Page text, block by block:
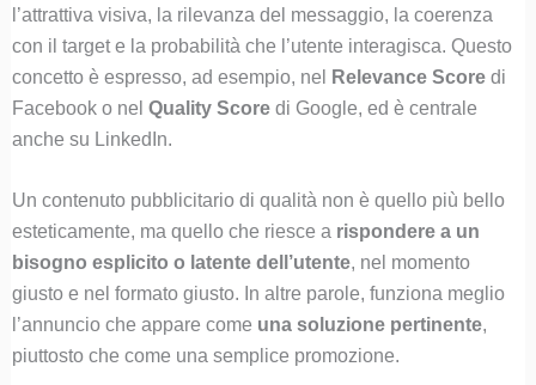
l’attrattiva visiva, la rilevanza del messaggio, la coerenza
con il target e la probabilità che l’utente interagisca. Questo
concetto è espresso, ad esempio, nel
Relevance Scoredi
Facebook o nel Quality Scoredi Google, ed è centrale
anche su LinkedIn.
Un contenuto pubblicitario di qualità non è quello più bello
esteticamente, ma quello che riesce a rispondere a un
bisogno esplicito o latente dell’utente, nel momento
giusto e nel formato giusto. In altre parole, funziona meglio
l’annuncio che appare come una soluzione pertinente,
piuttosto che come una semplice promozione.